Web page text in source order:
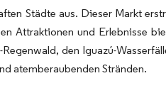
Städte aus. Dieser Markt
Attraktionen und Erlebnisse
Regenwald, den Iguazú-
atemberaubenden Stränden.